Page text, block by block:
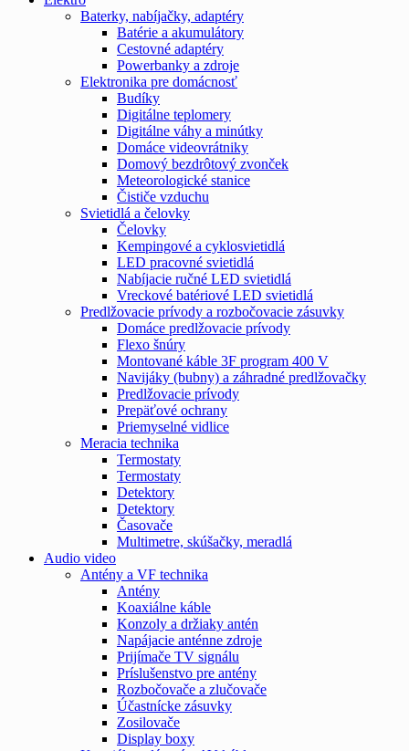
Baterky, nabíjačky, adaptéry
Batérie a akumulátory
Cestovné adaptéry
Powerbanky a zdroje
Elektronika pre domácnosť
Budíky
Digitálne teplomery
Digitálne váhy a minútky
Domáce videovrátniky
Domový bezdrôtový zvonček
Meteorologické stanice
Čističe vzduchu
Svietidlá a čelovky
Čelovky
Kempingové a cyklosvietidlá
LED pracovné svietidlá
Nabíjacie ručné LED svietidlá
Vreckové batériové LED svietidlá
Predlžovacie prívody a rozbočovacie zásuvky
Domáce predlžovacie prívody
Flexo šnúry
Montované káble 3F program 400 V
Navijáky (bubny) a záhradné predlžovačky
Predlžovacie prívody
Prepäťové ochrany
Priemyselné vidlice
Meracia technika
Termostaty
Termostaty
Detektory
Detektory
Časovače
Multimetre, skúšačky, meradlá
Audio video
Antény a VF technika
Antény
Koaxiálne káble
Konzoly a držiaky antén
Napájacie anténne zdroje
Prijímače TV signálu
Príslušenstvo pre antény
Rozbočovače a zlučovače
Účastnícke zásuvky
Zosilovače
Display boxy